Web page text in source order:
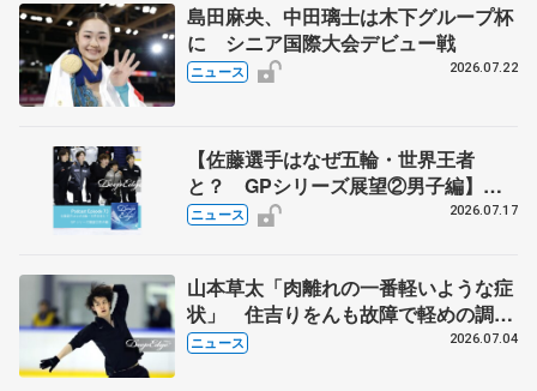
島田麻央、中田璃士は木下グループ杯
に シニア国際大会デビュー戦
ニュース 2026.07.22
【佐藤選手はなぜ五輪・世界王者
と？ GPシリーズ展望②男子編】
ポッドキャスト#73を配信
ニュース 2026.07.17
山本草太「肉離れの一番軽いような症
状」 住吉りをんも故障で軽めの調
整 全日本シニア強化合宿
ニュース 2026.07.04